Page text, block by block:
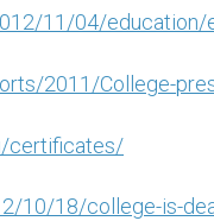
11/04/education/
2011/College-
certificates/
10/18/college-is-